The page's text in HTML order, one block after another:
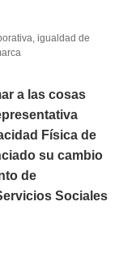
,igualdad de
a las cosas
Física de
su cambio
de
Sociales